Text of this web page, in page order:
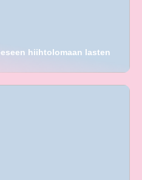
hiihtolomaan lasten